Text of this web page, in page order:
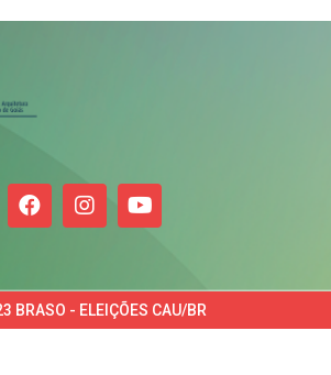
BRASO - ELEIÇÕES CAU/BR